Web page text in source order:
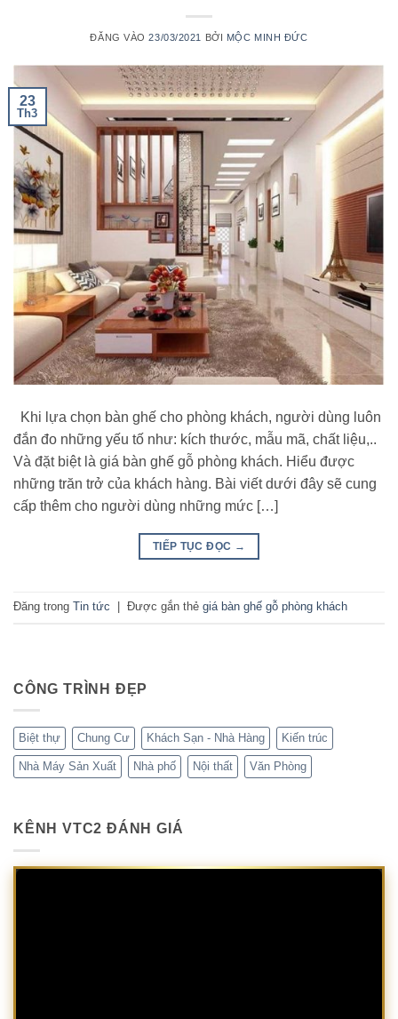
ĐĂNG VÀO23/03/2021 BỞI MỘC MINH ĐỨC
23
Th3
Khi lựa chọn bàn ghế cho phòng khách, người dùng luôn
đắn đo những yếu tố như: kích thước, mẫu mã, chất liệu,..
Và đặt biệt là giá bàn ghế gỗ phòng khách. Hiểu được
những trăn trở của khách hàng. Bài viết dưới đây sẽ cung
cấp thêm cho người dùng những mức […]
TIẾP TỤC ĐỌC →
Đăng trong Tin tức Được gắn thẻ giá bàn ghế gỗ phòng khách
CÔNG TRÌNH ĐẸP
Biệt thự Chung Cư Khách Sạn - Nhà Hàng Kiến trúc
Nhà Máy Sản Xuất Nhà phố Nội thất Văn Phòng
KÊNH VTC2 ĐÁNH GIÁ
Trình